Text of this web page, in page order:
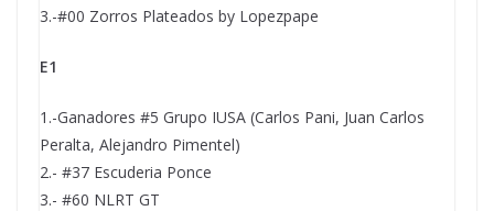
3.-#00 Zorros Plateados by Lopezpape
E1
1.-Ganadores #5 Grupo IUSA (Carlos Pani, Juan Carlos
Peralta, Alejandro Pimentel)
2.- #37 Escuderia Ponce
3.- #60 NLRT GT